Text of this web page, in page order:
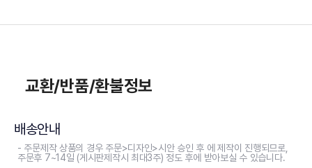
교환/반품/환불정보
배송안내
- 주문제작 상품의 경우 주문>디자인>시안 승인 후 에 제작이 진행되므로,
주문후 7~14일 (게시판제작시 최대3주) 정도 후에 받아보실 수 있습니다.